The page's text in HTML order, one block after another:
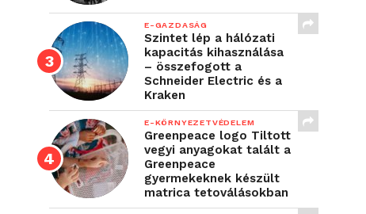
E-GAZDASÁG
Szintet lép a hálózati
kapacitás kihasználása
– összefogott a
Schneider Electric és a
Kraken
E-KÖRNYEZETVÉDELEM
Greenpeace logo Tiltott
vegyi anyagokat talált a
Greenpeace
gyermekeknek készült
matrica tetoválásokban